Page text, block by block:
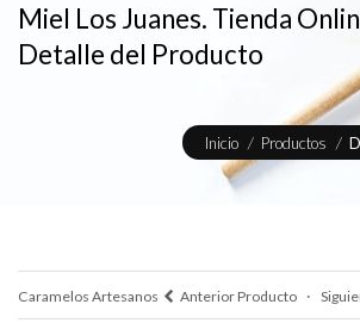
Miel Los Juanes. Tienda
Detalle del Producto
Inicio / Productos /
Caramelos Artesanos Anterior Producto ·